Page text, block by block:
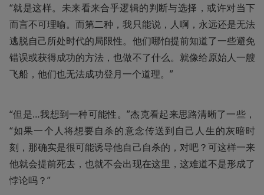
“就是这样。未来看来合乎逻辑的判断与选择，或许对当下
而言不可理喻。而第二种，我只能说，人啊，永远还是无法
逃脱自己所处时代的局限性。他们哪怕提前知道了一些避免
错误或获得成功的方法，也做不了什么。就像给原始人一艘
飞船，他们也无法成功登月一个道理。”
“但是…我想到一种可能性。”杰克看起来思路清晰了一些，
“如果一个人将想要自杀的意念传送到自己人生的灰暗时
刻，那确实是很可能诱导他自己自杀的，对吧？可这样一来
他就会提前死去，也就不会出现在这里，这难道不是形成了
悖论吗？”